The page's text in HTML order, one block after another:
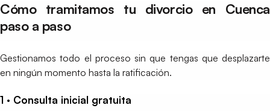
Cómo tramitamos tu divorcio en Cuenca
paso a paso
Gestionamos todo el proceso sin que tengas que desplazarte
en ningún momento hasta la ratificación.
1 · Consulta inicial gratuita